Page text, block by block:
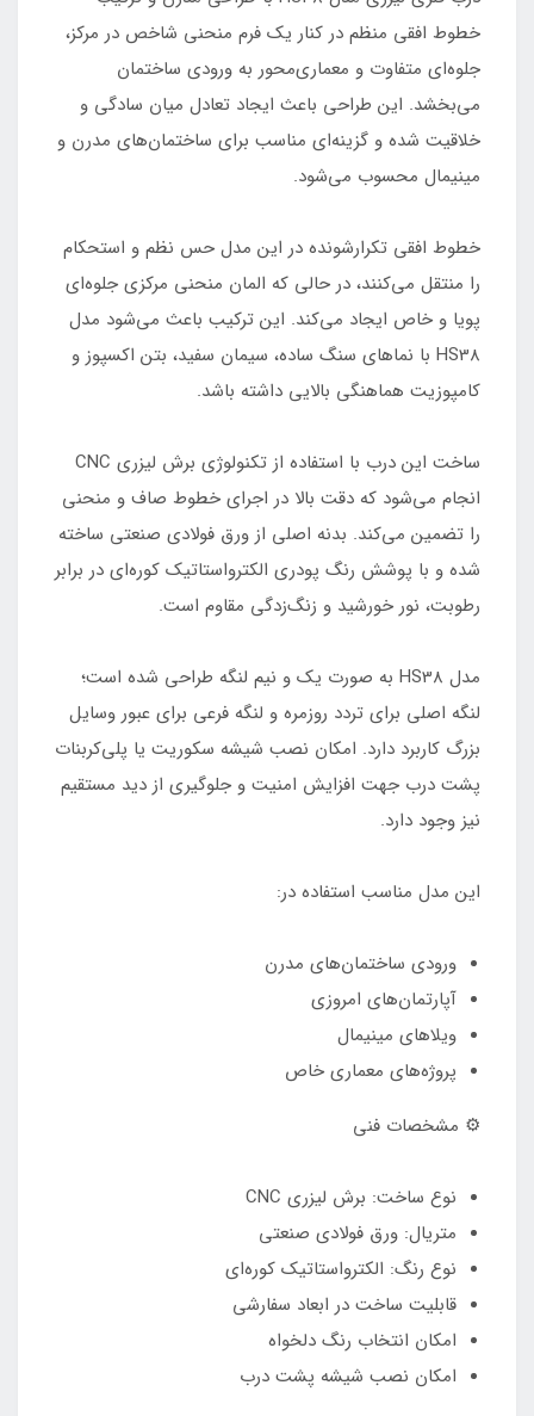
خطوط افقی منظم در کنار یک فرم منحنی شاخص در مرکز،
جلوه‌ای متفاوت و معماری‌محور به ورودی ساختمان
می‌بخشد. این طراحی باعث ایجاد تعادل میان سادگی و
خلاقیت شده و گزینه‌ای مناسب برای ساختمان‌های مدرن و
مینیمال محسوب می‌شود.
خطوط افقی تکرارشونده در این مدل حس نظم و استحکام
را منتقل می‌کنند، در حالی که المان منحنی مرکزی جلوه‌ای
پویا و خاص ایجاد می‌کند. این ترکیب باعث می‌شود مدل
HS38 با نماهای سنگ ساده، سیمان سفید، بتن اکسپوز و
کامپوزیت هماهنگی بالایی داشته باشد.
ساخت این درب با استفاده از تکنولوژی برش لیزری CNC
انجام می‌شود که دقت بالا در اجرای خطوط صاف و منحنی
را تضمین می‌کند. بدنه اصلی از ورق فولادی صنعتی ساخته
شده و با پوشش رنگ پودری الکترواستاتیک کوره‌ای در برابر
رطوبت، نور خورشید و زنگ‌زدگی مقاوم است.
مدل HS38 به صورت یک و نیم لنگه طراحی شده است؛
لنگه اصلی برای تردد روزمره و لنگه فرعی برای عبور وسایل
بزرگ کاربرد دارد. امکان نصب شیشه سکوریت یا پلی‌کربنات
پشت درب جهت افزایش امنیت و جلوگیری از دید مستقیم
نیز وجود دارد.
این مدل مناسب استفاده در:
ورودی ساختمان‌های مدرن
آپارتمان‌های امروزی
ویلاهای مینیمال
پروژه‌های معماری خاص
⚙ مشخصات فنی
نوع ساخت: برش لیزری CNC
متریال: ورق فولادی صنعتی
نوع رنگ: الکترواستاتیک کوره‌ای
قابلیت ساخت در ابعاد سفارشی
امکان انتخاب رنگ دلخواه
امکان نصب شیشه پشت درب